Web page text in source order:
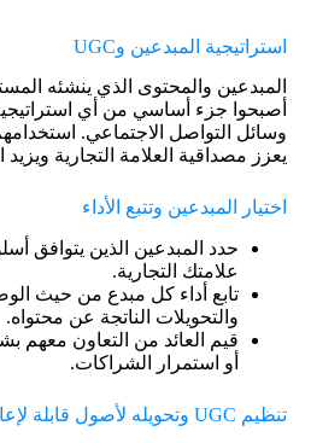
استراتيجية المبدعين وUGC
أصبحوا جزء أساسي من أي
وسائل التواصل الاجتماعي.
يعزز مصداقية العلامة التجارية ويزيد
اختيار المبدعين وتتبع الأداء
حدد المبدعين الذين يتوافق
علامتك التجارية.
تابع أداء كل مبدع من حيث
والتحويلات الناتجة عن محتواه.
قيم العائد من التعاون معهم
أو استمرار الشراكات.
تنظيم UGC وتحويله لأصول قابلة لإعادة الاستخدام